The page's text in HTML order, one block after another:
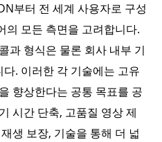
부터 전 세계 사용자로 구성
의 모든 측면을 고려합니다.
과 형식은 물론 회사 내부 기
. 이러한 각 기술에는 고유
향상한다는 공통 목표를 공
시간 단축, 고품질 영상 제
생 보장, 기술을 통해 더 넓